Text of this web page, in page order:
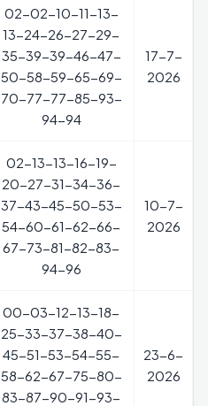
02-02-10-11-13-
13-24-26-27-29-
35-39-39-46-47-
50-58-59-65-69-
70-77-77-85-93-
94-94
17-7-
2026
02-13-13-16-19-
20-27-31-34-36-
37-43-45-50-53-
54-60-61-62-66-
67-73-81-82-83-
94-96
10-7-
2026
00-03-12-13-18-
25-33-37-38-40-
45-51-53-54-55-
58-62-67-75-80-
83-87-90-91-93-
23-6-
2026